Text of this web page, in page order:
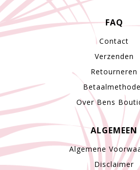
FAQ
Contact
Verzenden
Retourneren
Over Bens
ALGEMEEN
Algemene
Disclaimer